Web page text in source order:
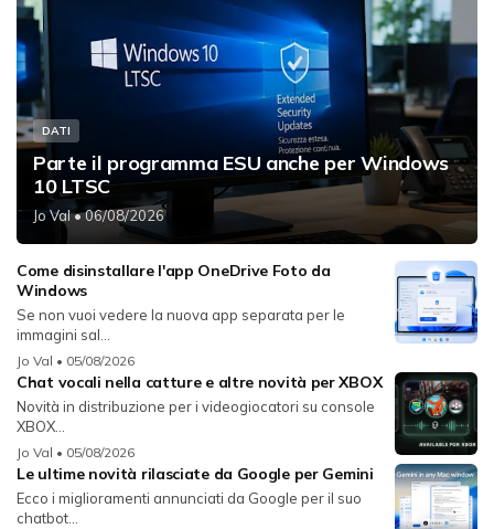
DATI
Parte il programma ESU anche per Windows
10 LTSC
Jo Val• 06/08/2026
Come disinstallare l'app OneDrive Foto da
Windows
Se non vuoi vedere la nuova app separata per le
immagini sal...
Jo Val • 05/08/2026
Chat vocali nella catture e altre novità per XBOX
Novità in distribuzione per i videogiocatori su console
XBOX...
Jo Val • 05/08/2026
Le ultime novità rilasciate da Google per Gemini
Ecco i miglioramenti annunciati da Google per il suo
chatbot...